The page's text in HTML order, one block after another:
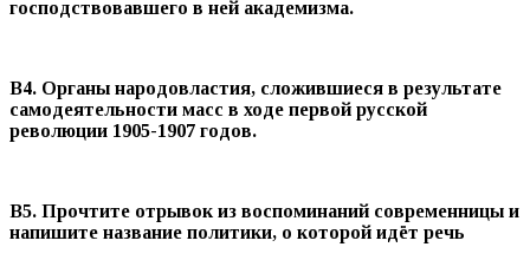
господствовавшего в ней академизма.
В4. Органы народовластия, сложившиеся в результате
самодеятельности масс в ходе первой русской
революции 1905-1907 годов.
В5. Прочтите отрывок из воспоминаний современницы и
напишите название политики, о которой идёт речь